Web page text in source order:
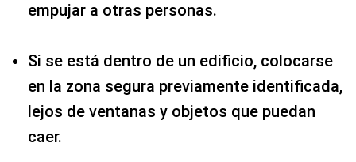
empujar a otras personas.
Si se está dentro de un edificio, colocarse
en la zona segura previamente identificada,
lejos de ventanas y objetos que puedan
caer.